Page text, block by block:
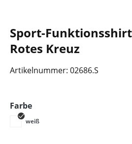
Sport-
Rotes Kreuz
Artikelnummer: 02686.S
Farbeauswählen
weiß